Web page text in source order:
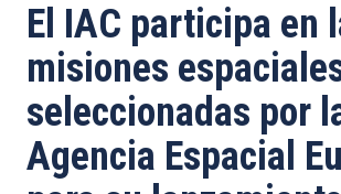
El IAC participa en
misiones
seleccionadas por
Agencia Espacial